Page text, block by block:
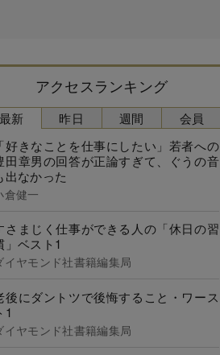
アクセスランキング
最新
「好きなことを仕事にしたい」若者への
田章男の回答が正論すぎて、ぐうの音
出なかった
倉健一
さまじく仕事ができる人の「休日の習
」ベスト1
イヤモンド社書籍編集局
後にダントツで後悔すること・ワース
1
イヤモンド社書籍編集局
昨日 週間 会員